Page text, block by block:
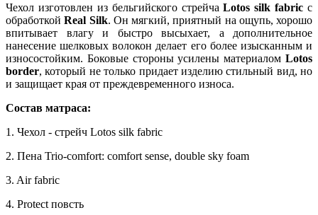
Чехол изготовлен из бельгийского стрейчаLotos silk fabric с
обработкойReal Silk. Он мягкий, приятный на ощупь, хорошо
впитывает влагу и быстро высыхает, а дополнительное
нанесение шелковых волокон делает его более изысканным и
износостойким. Боковые стороны усилены материалом Lotos
border, который не только придает изделию стильный вид, но
и защищает края от преждевременного износа.
Состав матраса:
1. Чехол - стрейч Lotos silk fabric
2. Пена Trio-comfort: comfort sense, double sky foam
3. Air fabric
4. Protect повсть